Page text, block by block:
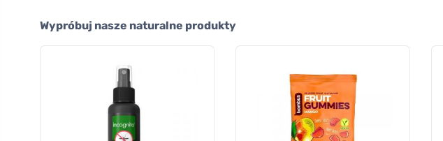
Wypróbuj nasze naturalne produkty